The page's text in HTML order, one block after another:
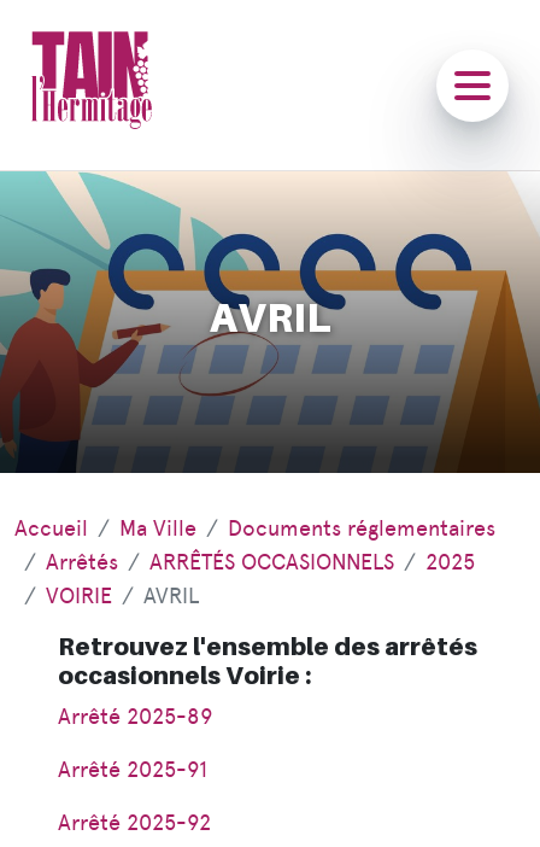
AVRIL
Accueil Ma Ville
Documents réglementaires
Arrêtés
ARRÊTÉS OCCASIONNELS
2025
VOIRIE
AVRIL
Retrouvez l'ensemble des arrêtés
occasionnels Voirie :
Arrêté 2025-89
Arrêté 2025-91
Arrêté 2025-92